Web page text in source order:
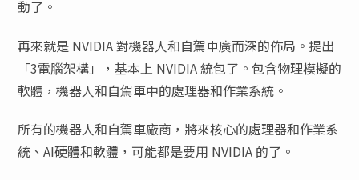
動了。
再來就是 NVIDIA 對機器人和自駕車廣而深的佈局。提出
「3電腦架構」，基本上 NVIDIA 統包了。包含物理模擬的
軟體，機器人和自駕車中的處理器和作業系統。
所有的機器人和自駕車廠商，將來核心的處理器和作業系
統、AI硬體和軟體，可能都是要用 NVIDIA 的了。